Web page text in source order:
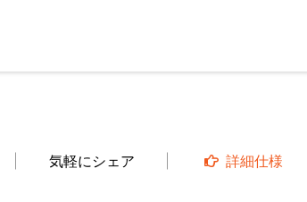
気軽にシェア 詳細仕様